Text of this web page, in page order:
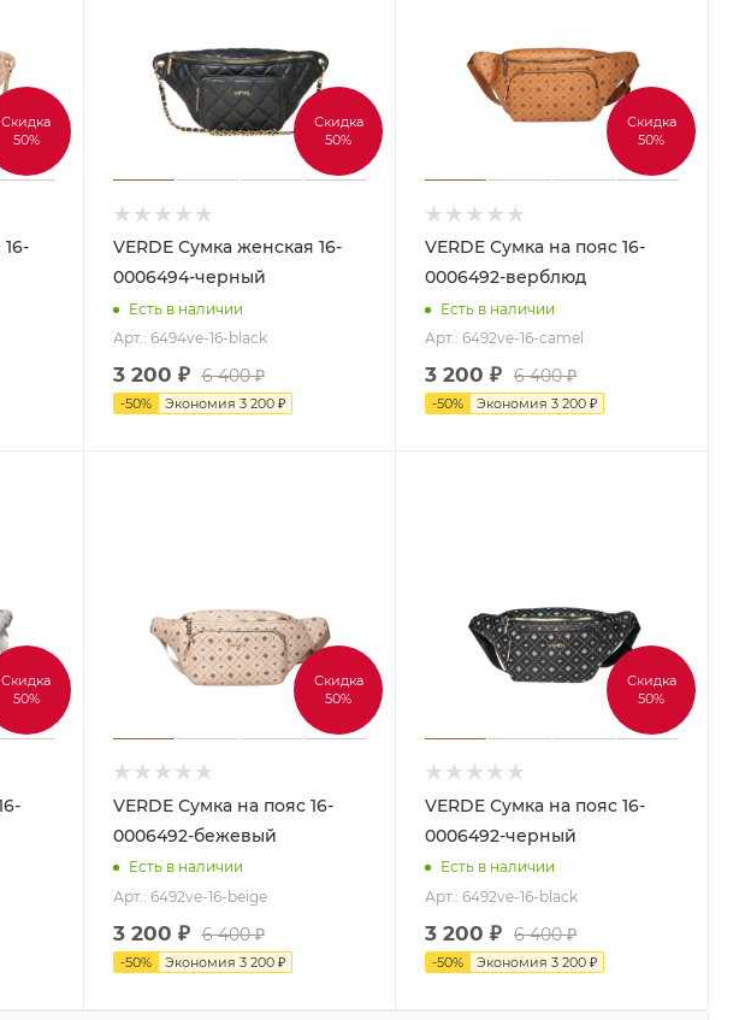
Скидка
50%
Скидка
50%
VERDE Сумка женская 16-
0006494-черный
Есть в наличии
Арт.: 6494ve-16-black
3 200 ₽ 6 400₽
-50% Экономия 3 200₽
Скидка
50%
VERDE Сумка на пояс 16-
0006492-верблюд
Есть в наличии
Арт.: 6492ve-16-camel
3 200 ₽ 6 400₽
-50% Экономия3 200 ₽
Скидка
50%
Скидка
50%
VERDE Сумка на пояс 16-
0006492-бежевый
Есть в наличии
Арт.: 6492ve-16-beige
3 200 ₽ 6 400₽
-50% Экономия 3 200₽
Скидка
50%
VERDE Сумка на пояс 16-
0006492-черный
Есть в наличии
Арт.: 6492ve-16-black
3 200 ₽ 6 400₽
-50% Экономия3 200 ₽